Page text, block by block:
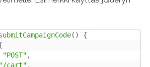
( )
{
"POST" ,
"/cart" ,